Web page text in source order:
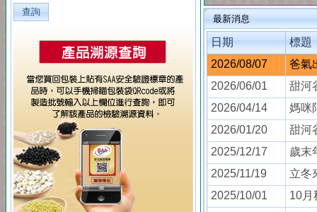
查詢
最新消息
日期
標題
2026/08/07
爸氣
2026/06/01
甜河
2026/04/14
媽咪
2026/01/20
甜河
2025/12/17
歲末
2025/11/19
立冬
2025/10/01
10月